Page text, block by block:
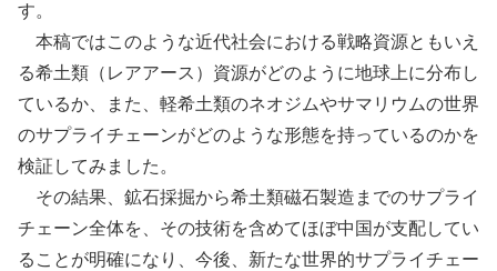
す。
本稿ではこのような近代社会における戦略資源ともいえ
る希土類（レアアース）資源がどのように地球上に分布し
ているか、また、軽希土類のネオジムやサマリウムの世界
のサプライチェーンがどのような形態を持っているのかを
検証してみました。
その結果、鉱石採掘から希土類磁石製造までのサプライ
チェーン全体を、その技術を含めてほぼ中国が支配してい
ることが明確になり、今後、新たな世界的サプライチェー